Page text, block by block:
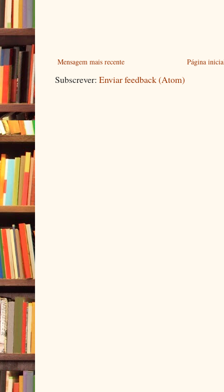
Mensagem mais recente Página
Subscrever: Enviar feedback (Atom)